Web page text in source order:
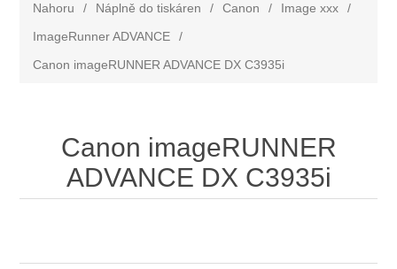
Nahoru / Náplně do tiskáren / Canon / Image xxx
/
ImageRunner ADVANCE
/
Canon imageRUNNER ADVANCE DX C3935i
Canon imageRUNNER
ADVANCE DX C3935i